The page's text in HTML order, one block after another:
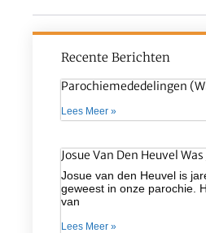
Recente Berichten
Parochiemededelingen
Lees Meer »
Josue Van Den Heuvel
Josue van den Heuvel is
geweest in onze parochie.
van
Lees Meer »